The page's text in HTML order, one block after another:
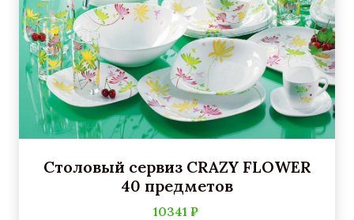
Столовый сервиз CRAZY FLOWER
40 предметов
10341 ₽